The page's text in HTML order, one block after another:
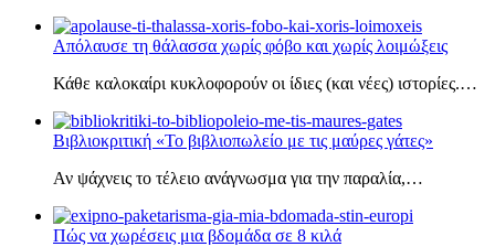
Απόλαυσε τη θάλασσα χωρίς φόβο και χωρίς λοιμώξεις
Κάθε καλοκαίρι κυκλοφορούν οι ίδιες (και νέες) ιστορίες.…
Βιβλιοκριτική «Το βιβλιοπωλείο με τις μαύρες γάτες»
Αν ψάχνεις το τέλειο ανάγνωσμα για την παραλία,…
Πώς να χωρέσεις μια βδομάδα σε 8 κιλά